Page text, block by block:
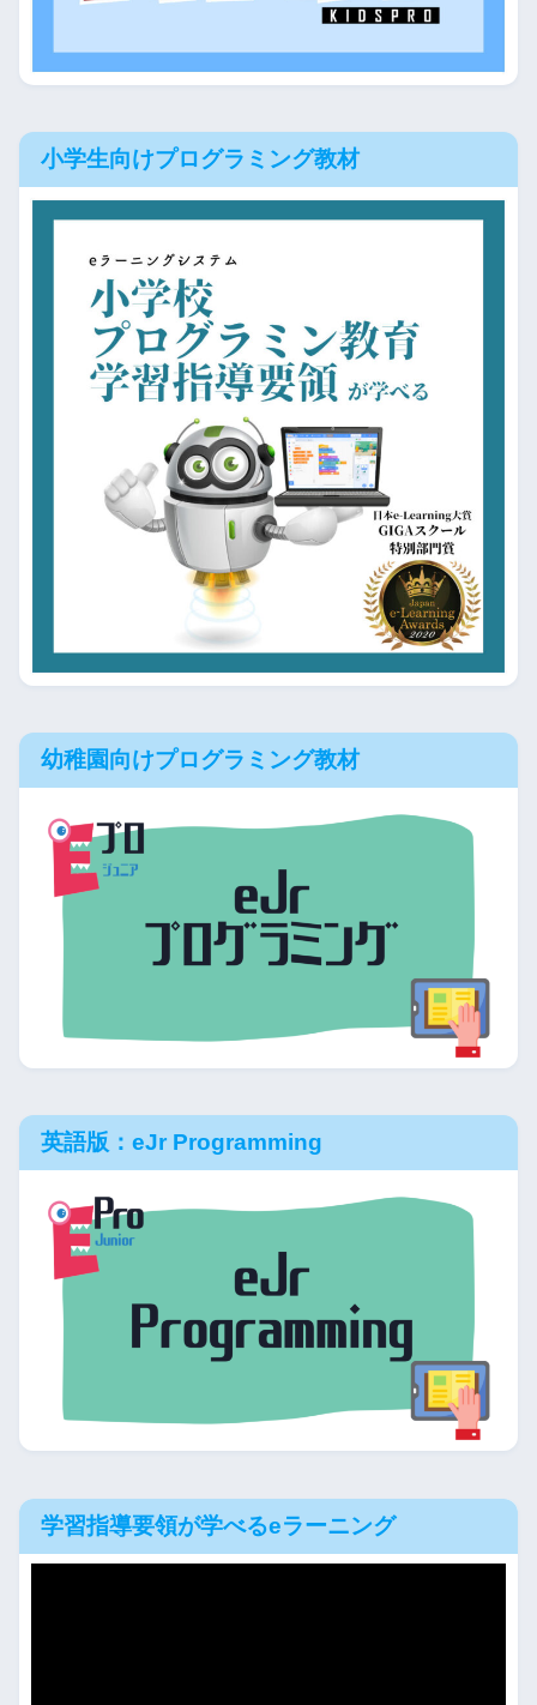
小学生向けプログラミング教材
幼稚園向けプログラミング教材
英語版：eJr Programming
学習指導要領が学べるeラーニング